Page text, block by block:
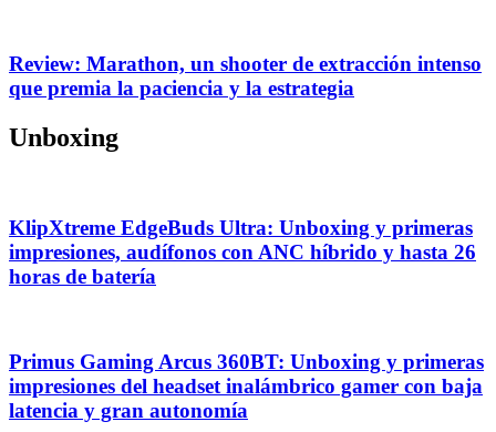
Review: Marathon, un shooter de extracción intenso
que premia la paciencia y la estrategia
Unboxing
KlipXtreme EdgeBuds Ultra: Unboxing y primeras
impresiones, audífonos con ANC híbrido y hasta 26
horas de batería
Primus Gaming Arcus 360BT: Unboxing y primeras
impresiones del headset inalámbrico gamer con baja
latencia y gran autonomía